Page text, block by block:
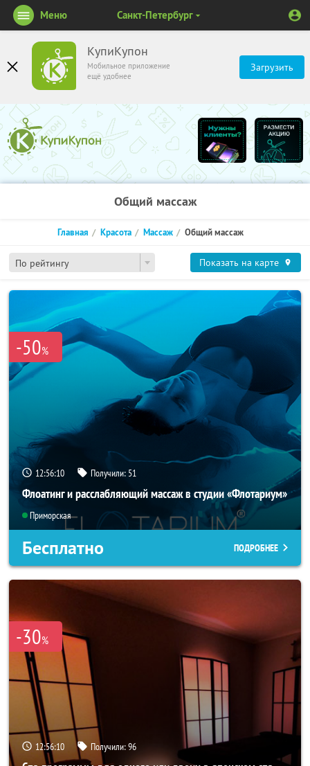
КупиКупон
Мобильное приложение
ещё удобнее
Загрузить
Меню Санкт-Петербург
Общий массаж
По рейтингу
Главная Красота Массаж Общий массаж
Показать на карте
-50%
12:56:09 Получили: 51
Флоатинг и расслабляющий массаж в студии «Флотариум»
Приморская
Бесплатно ПОДРОБНЕЕ
-30%
12:56:09 Получили:96